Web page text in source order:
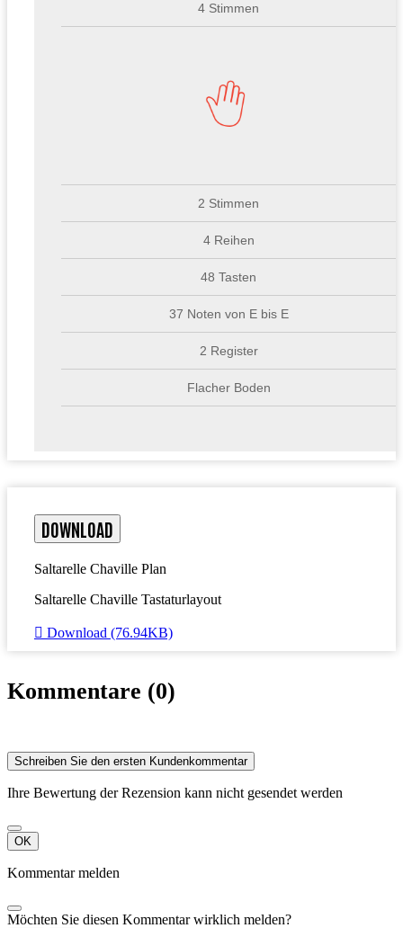
4 Stimmen
2 Stimmen
4 Reihen
48 Tasten
37 Noten von E bis E
2 Register
Flacher Boden
DOWNLOAD
Saltarelle Chaville Plan
Saltarelle Chaville Tastaturlayout
 Download (76.94KB)
Kommentare (0)
Schreiben Sie den ersten Kundenkommentar
Ihre Bewertung der Rezension kann nicht gesendet werden
OK
Kommentar melden
Möchten Sie diesen Kommentar wirklich melden?